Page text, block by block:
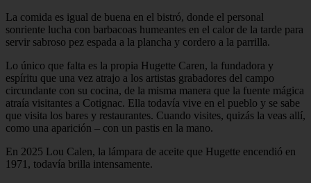
La comida es igual de buena en el bistró, donde el personal
sonriente lucha con barbacoas humeantes en el calor de la tarde para
servir sabroso pez espada a la plancha y cordero a la parrilla.
Lo único que falta es la propia Hugette Caren, la fundadora y
espíritu que una vez atrajo a los artistas grabadores del campo
circundante con su cocina, de la misma manera que la fuente mágica
atraía visitantes a Cotignac. Ella todavía vive en el pueblo y se sabe
que visita los bares y restaurantes. Cuando visites, quizás la veas allí,
como una aparición – con un pastis en la mano.
En 2025 Lou Calen, la lámpara de aceite que Hugette encendió en
1971, todavía brilla intensamente.